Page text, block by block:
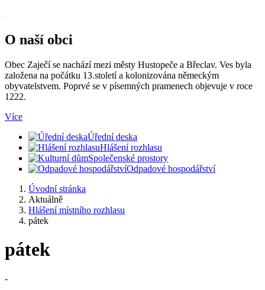
O naší obci
Obec Zaječí se nachází mezi městy Hustopeče a Břeclav. Ves byla
založena na počátku 13.století a kolonizována německým
obyvatelstvem. Poprvé se v písemných pramenech objevuje v roce
1222.
Více
Úřední deska
Hlášení rozhlasu
Společenské prostory
Odpadové hospodářství
Úvodní stránka
Aktuálně
Hlášení místního rozhlasu
pátek
pátek
-